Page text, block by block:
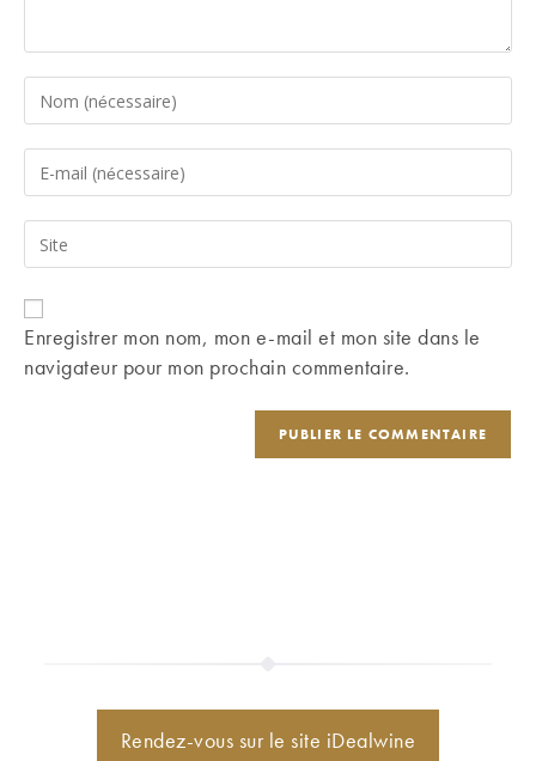
Enter
your
name
comment
Enter
your
email
address
comment
Saisir
l’URL
de
votre
(facultatif)
Enregistrer mon nom, mon e-mail et mon site dans le
navigateur pour mon prochain commentaire.
Rendez-vous sur le site iDealwine